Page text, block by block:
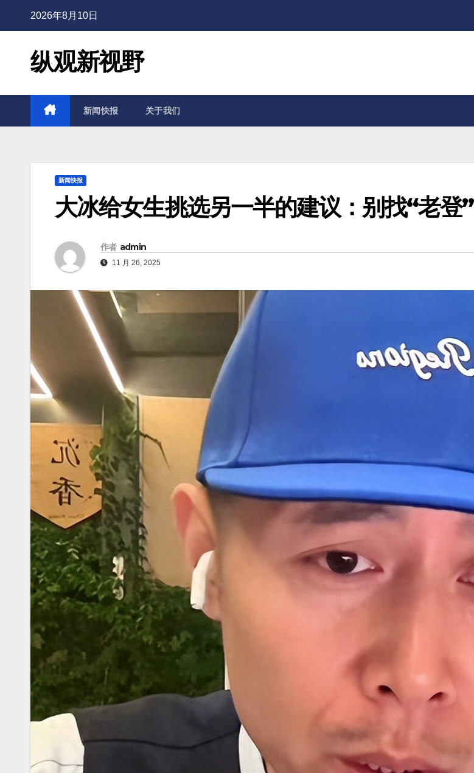
2026年8月10日
纵观新视野
新闻快报 关于我们
新闻快报
大冰给女生挑选另一半的建议：别找“老登”
作者 admin
11 月 26, 2025